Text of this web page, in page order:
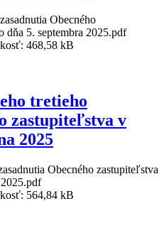
Obecného
dňa 5. septembra 2025.pdf
468,58 kB
tretieho
zastupiteľstva v
2025
Obecného zastupiteľstva
564,84 kB